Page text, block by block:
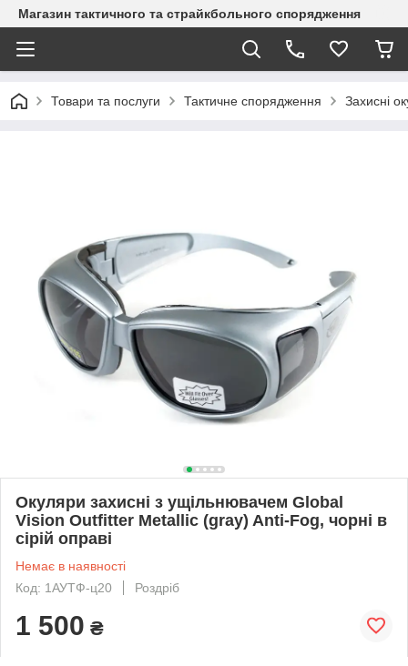
Магазин тактичного та страйкбольного спорядження
Товари та послуги Тактичне спорядження Захисні
Окуляри захисні з ущільнювачем Global
Vision Outfitter Metallic (gray) Anti-Fog, чорні в
сірій оправі
Немає в наявності
Код: 1АУТФ-ц20
Роздріб
1 500 ₴